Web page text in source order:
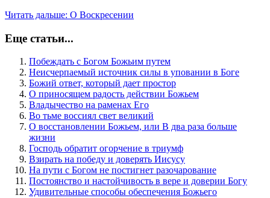
Читать дальше: О Воскресении
Еще статьи...
Побеждать с Богом Божьим путем
Неисчерпаемый источник силы в уповании в Боге
Божий ответ, который дает простор
О приносящем радость действии Божьем
Владычество на раменах Его
Во тьме воссиял свет великий
О восстановлении Божьем, или В два раза больше
жизни
Господь обратит огорчение в триумф
Взирать на победу и доверять Иисусу
На пути с Богом не постигнет разочарование
Постоянство и настойчивость в вере и доверии Богу
Удивительные способы обеспечения Божьего